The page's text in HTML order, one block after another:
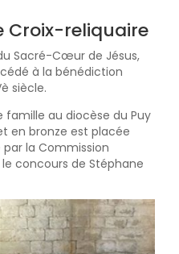
Croix-reliquaire
Sacré-Cœur de Jésus,
à la bénédiction
siècle.
famille au diocèse du Puy
en bronze est placée
la Commission
concours de Stéphane